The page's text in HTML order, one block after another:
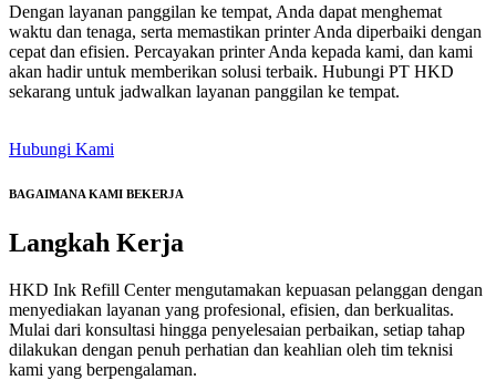
Dengan layanan panggilan ke tempat, Anda dapat menghemat
waktu dan tenaga, serta memastikan printer Anda diperbaiki dengan
cepat dan efisien. Percayakan printer Anda kepada kami, dan kami
akan hadir untuk memberikan solusi terbaik. Hubungi PT HKD
sekarang untuk jadwalkan layanan panggilan ke tempat.
Hubungi Kami
BAGAIMANA KAMI BEKERJA
Langkah Kerja
HKD Ink Refill Center mengutamakan kepuasan pelanggan dengan
menyediakan layanan yang profesional, efisien, dan berkualitas.
Mulai dari konsultasi hingga penyelesaian perbaikan, setiap tahap
dilakukan dengan penuh perhatian dan keahlian oleh tim teknisi
kami yang berpengalaman.